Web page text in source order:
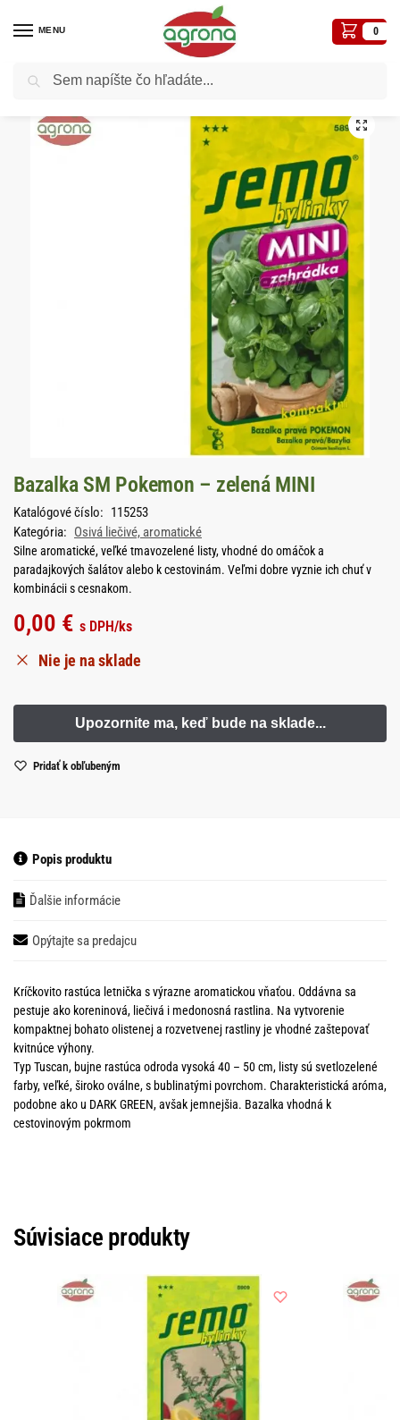
MENU 0
Domov Semená - osivá / Osivá liečivé, aromatické
Bazalka SM Pokemon – zelená MINI
Katalógové číslo: 115253
Kategória: Osivá liečivé, aromatické
Silne aromatické, veľké tmavozelené listy, vhodné do omáčok a
paradajkových šalátov alebo k cestovinám. Veľmi dobre vyznie ich chuť v
kombinácii s cesnakom.
0,00 € s DPH/ks
Nie je na sklade
Pridať k obľubeným
Popis produktu
Ďalšie informácie
Opýtajte sa predajcu
Kríčkovito rastúca letnička s výrazne aromatickou vňaťou. Oddávna sa
pestuje ako koreninová, liečivá i medonosná rastlina. Na vytvorenie
kompaktnej bohato olistenej a rozvetvenej rastliny je vhodné zaštepovať
kvitnúce výhony.
Typ Tuscan, bujne rastúca odroda vysoká 40 – 50 cm, listy sú svetlozelené
farby, veľké, široko oválne, s bublinatými povrchom. Charakteristická aróma,
podobne ako u DARK GREEN, avšak jemnejšia. Bazalka vhodná k
cestovinovým pokrmom
Súvisiace produkty